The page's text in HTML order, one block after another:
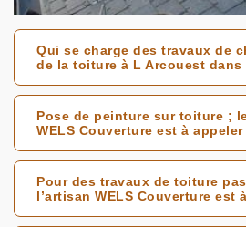
Qui se charge des travaux de
de la toiture à L Arcouest dans
Pose de peinture sur toiture ;
WELS Couverture est à appeler
Pour des travaux de toiture
l’artisan WELS Couverture est